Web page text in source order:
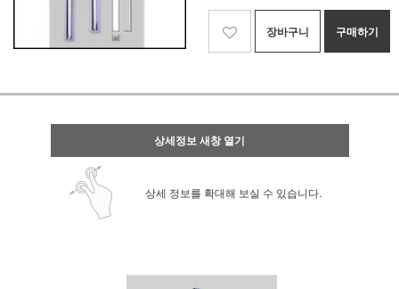
장바구니 구매하기
상세정보 새창 열기
상세 정보를 확대해 보실 수 있습니다.